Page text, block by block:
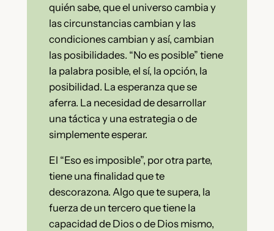
quién sabe, que el universo cambia y
las circunstancias cambian y las
condiciones cambian y así, cambian
las posibilidades. “No es posible” tiene
la palabra posible, el sí, la opción, la
posibilidad. La esperanza que se
aferra. La necesidad de desarrollar
una táctica y una estrategia o de
simplemente esperar.
El “Eso es imposible”, por otra parte,
tiene una finalidad que te
descorazona. Algo que te supera, la
fuerza de un tercero que tiene la
capacidad de Dios o de Dios mismo,